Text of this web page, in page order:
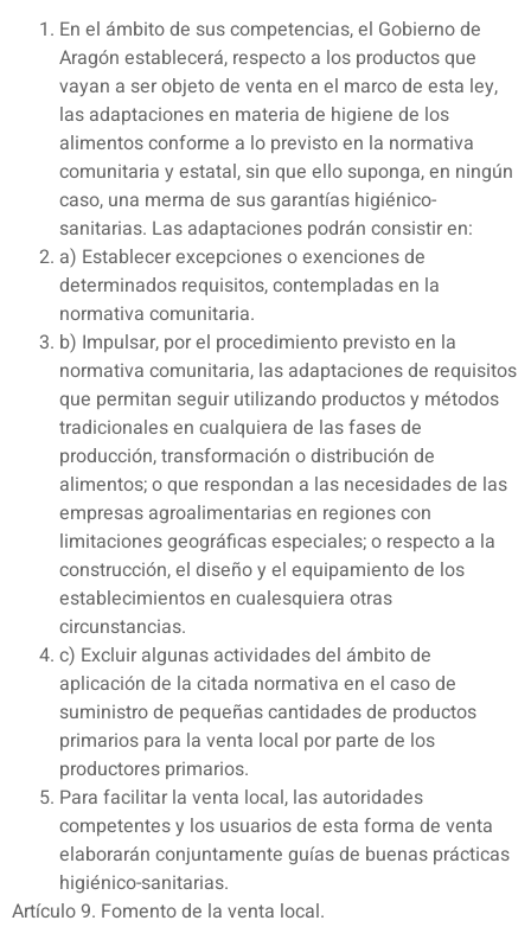
En el ámbito de sus competencias, el Gobierno de
Aragón establecerá, respecto a los productos que
vayan a ser objeto de venta en el marco de esta ley,
las adaptaciones en materia de higiene de los
alimentos conforme a lo previsto en la normativa
comunitaria y estatal, sin que ello suponga, en ningún
caso, una merma de sus garantías higiénico-
sanitarias. Las adaptaciones podrán consistir en:
a) Establecer excepciones o exenciones de
determinados requisitos, contempladas en la
normativa comunitaria.
b) Impulsar, por el procedimiento previsto en la
normativa comunitaria, las adaptaciones de requisitos
que permitan seguir utilizando productos y métodos
tradicionales en cualquiera de las fases de
producción, transformación o distribución de
alimentos; o que respondan a las necesidades de las
empresas agroalimentarias en regiones con
limitaciones geográficas especiales; o respecto a la
construcción, el diseño y el equipamiento de los
establecimientos en cualesquiera otras
circunstancias.
c) Excluir algunas actividades del ámbito de
aplicación de la citada normativa en el caso de
suministro de pequeñas cantidades de productos
primarios para la venta local por parte de los
productores primarios.
Para facilitar la venta local, las autoridades
competentes y los usuarios de esta forma de venta
elaborarán conjuntamente guías de buenas prácticas
higiénico-sanitarias.
Artículo 9. Fomento de la venta local.